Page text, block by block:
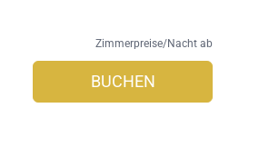
Zimmerpreise/Nacht ab
BUCHEN